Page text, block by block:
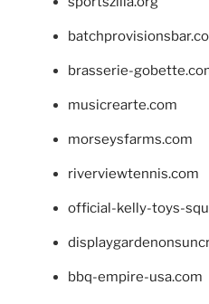
brasserie-
musicrearte.com
morseysfarms.com
riverviewtennis.com
official-kelly-toys-
bbq-empire-usa.com